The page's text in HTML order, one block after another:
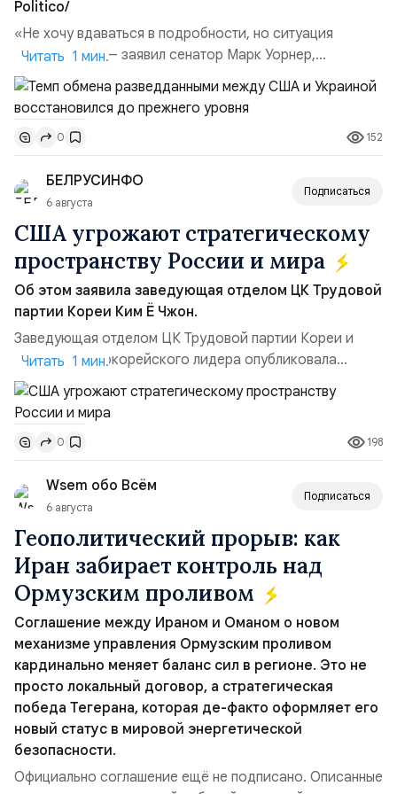
Politico/
«Не хочу вдаваться в подробности, но ситуация
улучшилась», — заявил сенатор Марк Уорнер,
высокопоставленный член комитета по разведке,
добавив, что использование Украиной беспилотников и
ракет большой дальности позволило ей наносить
удары вглубь российской территории и укрепило её
позиции.Сотрудничество со стороны США стало
ключом к позитивному пов...
Читать 1 мин.
0 152
БЕЛРУСИНФО
6 августа
Подписаться
США угрожают стратегическому
пространству России и мира
Об этом заявила заведующая отделом ЦК Трудовой
партии Кореи Ким Ё Чжон.
Заведующая отделом ЦК Трудовой партии Кореи и
сестра северокорейского лидера опубликовала
заявление для прессы в ответ на проведение Токио
совместных с флотом США запусков крылатых ракет
Томагавк.«Япония отбросила обманчивую видимость
„исключительно оборонительной страны“ и выносит
вопрос о собственном ядерном вооружении на
всеобщее обозрение, одновреме...
Читать 1 мин.
0 198
Wsem обо Всём
6 августа
Подписаться
Геополитический прорыв: как
Иран забирает контроль над
Ормузским проливом
Соглашение между Ираном и Оманом о новом
механизме управления Ормузским проливом
кардинально меняет баланс сил в регионе. Это не
просто локальный договор, а стратегическая
победа Тегерана, которая де-факто оформляет его
новый статус в мировой энергетической
безопасности.
Официально соглашение ещё не подписано. Описанные